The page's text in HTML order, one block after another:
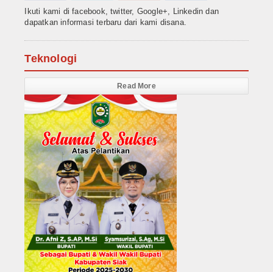
Ikuti kami di facebook, twitter, Google+, Linkedin dan
dapatkan informasi terbaru dari kami disana.
Teknologi
Read More